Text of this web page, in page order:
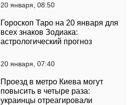
20 января, 08:50
Гороскоп Таро на 20 января для
всех знаков Зодиака:
астрологический прогноз
20 января, 07:40
Проезд в метро Киева могут
повысить в четыре раза:
украинцы отреагировали